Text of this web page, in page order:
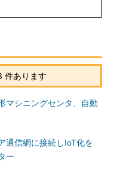
件あります
マシニングセンタ、自動
通信網に接続しIoT化を
ー